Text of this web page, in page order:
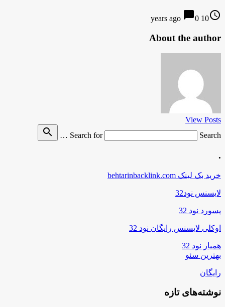
access_time
10 years ago
chat_bubble0
About the author
View Posts
Search for
Search …
search
.
خرید بک لینک behtarinbacklink.com
لایسنس نود32
پسورد نود 32
اوکلی لایسنس رایگان نود 32
همیار نود 32
بهترین سئو
رایگان
نوشته‌های تازه